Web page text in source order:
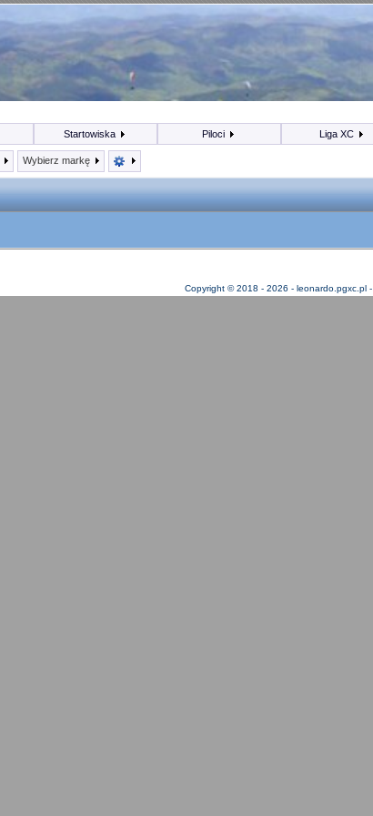
Startowiska Piloci Liga XC
Wybierz markę
Copyright © 2018 - 2026 - leonardo.pgxc.pl -